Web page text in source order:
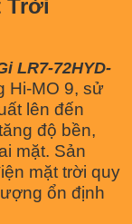
Trời
LR7-72HYD-
Hi-MO 9, sử
lên đến
độ bền,
mặt. Sản
mặt trời quy
ổn định